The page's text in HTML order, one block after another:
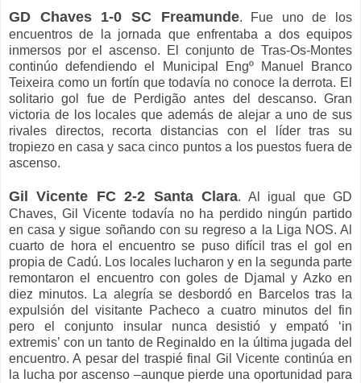
GD Chaves 1-0 SC Freamunde. Fue uno de los
encuentros de la jornada que enfrentaba a dos equipos
inmersos por el ascenso. El conjunto de Tras-Os-Montes
continúo defendiendo el Municipal Engº Manuel Branco
Teixeira como un fortín que todavía no conoce la derrota. El
solitario gol fue de Perdigão antes del descanso. Gran
victoria de los locales que además de alejar a uno de sus
rivales directos, recorta distancias con el líder tras su
tropiezo en casa y saca cinco puntos a los puestos fuera de
ascenso.
Gil Vicente FC 2-2 Santa Clara. Al igual que GD
Chaves, Gil Vicente todavía no ha perdido ningún partido
en casa y sigue soñando con su regreso a la Liga NOS. Al
cuarto de hora el encuentro se puso difícil tras el gol en
propia de Cadú. Los locales lucharon y en la segunda parte
remontaron el encuentro con goles de Djamal y Azko en
diez minutos. La alegría se desbordó en Barcelos tras la
expulsión del visitante Pacheco a cuatro minutos del fin
pero el conjunto insular nunca desistió y empató ‘in
extremis’ con un tanto de Reginaldo en la última jugada del
encuentro. A pesar del traspié final Gil Vicente continúa en
la lucha por ascenso –aunque pierde una oportunidad para